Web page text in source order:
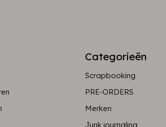
Categorieën
Scrapbooking
PRE-ORDERS
Merken
Junk journaling